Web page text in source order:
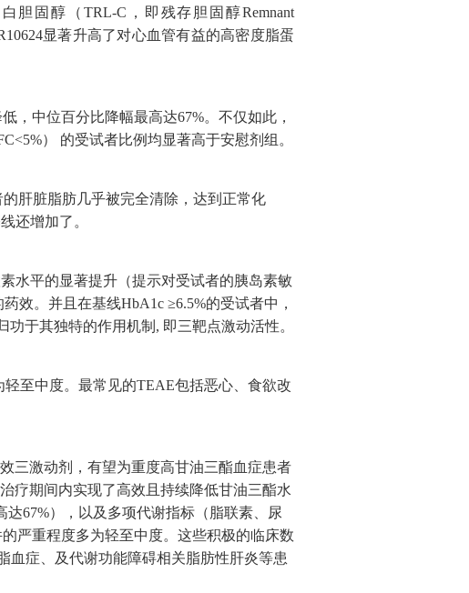
胆固醇（TRL-C，即残存胆固醇Remnant
显著升高了对心血管有益的高密度脂蛋
，中位百分比降幅最高达67%。不仅如此，
） 的受试者比例均显著高于安慰剂组。
肝脏脂肪几乎被完全清除，达到正常化
还增加了。
水平的显著提升（提示对受试者的胰岛素敏
效。并且在基线HbA1c ≥6.5%的受试者中，
于其独特的作用机制, 即三靶点激动活性。
至中度。最常见的TEAE包括恶心、食欲改
三激动剂，有望为重度高甘油三酯血症患者
疗期间内实现了高效且持续降低甘油三酯水
67%），以及多项代谢指标（脂联素、尿
严重程度多为轻至中度。这些积极的临床数
血症、及代谢功能障碍相关脂肪性肝炎等患